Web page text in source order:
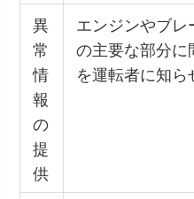
異
常
情
報
の
提
供
エンジンやブ
の主要な部分に
を運転者に知ら